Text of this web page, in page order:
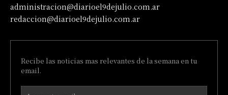
administracion@diarioel9dejulio.com.ar
redaccion@diarioel9dejulio.com.ar
Recibe las noticias mas relevantes de la semana en tu
email.